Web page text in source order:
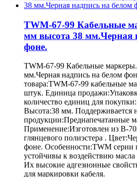
TWM-67-99 Кабельные
мм высота 38 мм.Черная
фоне.
TWM-67-99 Кабельные
мм.Черная надпись на белом
товара:TWM-67-99 кабельные
штук. Единица
количество единиц для
Высота:38 мм. Поддерживается
продукции:Преднапечатанные
Применение:Изготовлен из B-
глянцевого полиэстера .
фоне. Особенности:TWM серии
устойчивы к воздействию масла
Их высокие адгезионные
для маркировки кабеля.